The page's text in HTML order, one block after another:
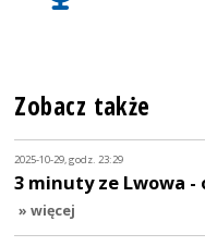
Zobacz także
2025-10-29, godz. 23:29
3 minuty ze Lwowa -
» więcej